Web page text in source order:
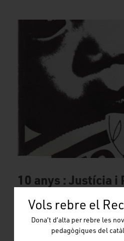
Vols rebre el
Dona’t d’alta per rebre les
pedagògiques del
10 anys : Justícia i
10 anys : Justícia i Pau10 anys :
Tipus: